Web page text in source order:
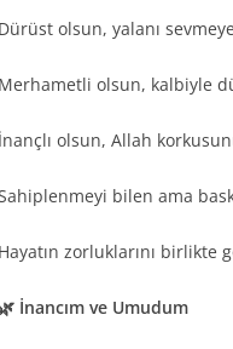
Dürüst olsun, yalanı
Merhametli olsun, kalbiyle
İnançlı olsun, Allah
bilen ama
Hayatın zorluklarını birlikte
🌿 İnancım ve Umudum